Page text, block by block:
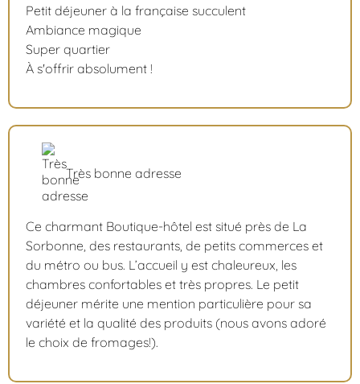
Petit déjeuner à la française succulent
Ambiance magique
Super quartier
À s'offrir absolument !
Très bonne adresse
Ce charmant Boutique-hôtel est situé près de La
Sorbonne, des restaurants, de petits commerces et
du métro ou bus. L’accueil y est chaleureux, les
chambres confortables et très propres. Le petit
déjeuner mérite une mention particulière pour sa
variété et la qualité des produits (nous avons adoré
le choix de fromages!).